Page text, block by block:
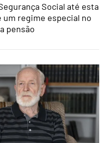
Social até esta
regime especial no
pensão